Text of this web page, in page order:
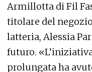
Armillotta di Fil
titolare del
latteria, Alessia
futuro.
prolungata ha